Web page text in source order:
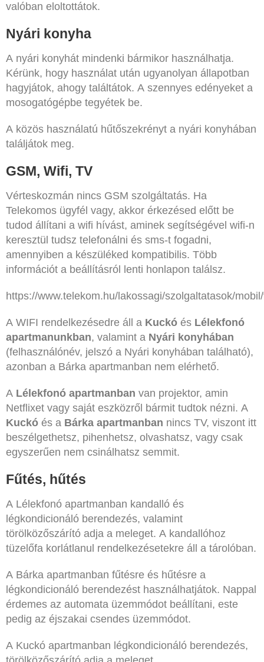
valóban eloltottátok.
Nyári konyha
A nyári konyhát mindenki bármikor használhatja.
Kérünk, hogy használat után ugyanolyan állapotban
hagyjátok, ahogy találtátok. A szennyes edényeket a
mosogatógépbe tegyétek be.
A közös használatú hűtőszekrényt a nyári konyhában
találjátok meg.
GSM, Wifi, TV
Vérteskozmán nincs GSM szolgáltatás. Ha
Telekomos ügyfél vagy, akkor érkezésed előtt be
tudod állítani a wifi hívást, aminek segítségével wifi-n
keresztül tudsz telefonálni és sms-t fogadni,
amennyiben a készüléked kompatibilis. Több
információt a beállításról lenti honlapon találsz.
https://www.telekom.hu/lakossagi/szolgaltatasok/
A WIFI rendelkezésedre áll a Kuckó és Lélekfonó
apartmanunkban, valamint a Nyári konyhában
(felhasználónév, jelszó a Nyári konyhában található),
azonban a Bárka apartmanban nem elérhető.
A Lélekfonó apartmanban van projektor, amin
Netflixet vagy saját eszközről bármit tudtok nézni. A
Kuckó és a Bárka apartmanban nincs TV, viszont itt
beszélgethetsz, pihenhetsz, olvashatsz, vagy csak
egyszerűen nem csinálhatsz semmit.
Fűtés, hűtés
A Lélekfonó apartmanban kandalló és
légkondicionáló berendezés, valamint
törölközőszárító adja a meleget. A kandallóhoz
tüzelőfa korlátlanul rendelkezésetekre áll a tárolóban.
A Bárka apartmanban fűtésre és hűtésre a
légkondicionáló berendezést használhatjátok. Nappal
érdemes az automata üzemmódot beállítani, este
pedig az éjszakai csendes üzemmódot.
A Kuckó apartmanban légkondicionáló berendezés,